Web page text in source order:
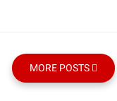
MORE POSTS